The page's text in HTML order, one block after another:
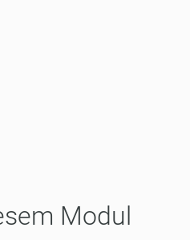
Modul